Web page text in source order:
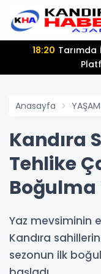
18:20
Anasayfa YAŞAM
Kandıra
Tehlike
Boğulma
Yaz mevsiminin
Kandıra
sezonun ilk